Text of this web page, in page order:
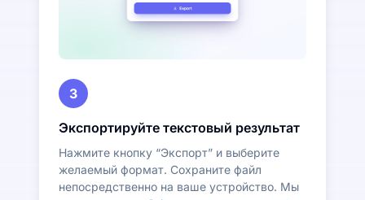
3
Экспортируйте текстовый результат
Нажмите кнопку “Экспорт” и выберите
желаемый формат. Сохраните файл
непосредственно на ваше устройство. Мы